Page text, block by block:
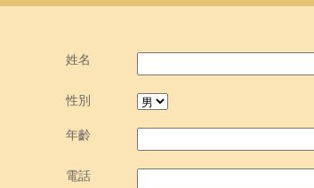
姓名
性別
年齡
電話